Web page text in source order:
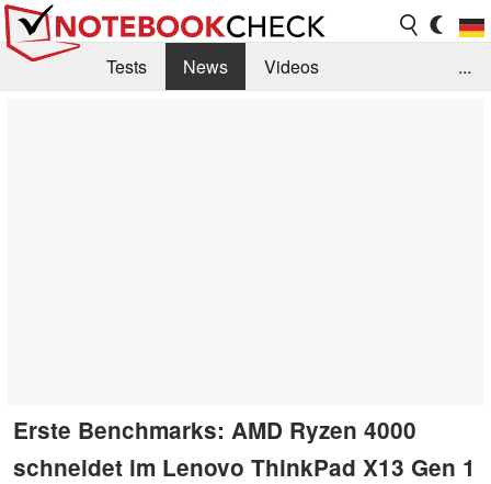
Tests News
Videos
...
Erste Benchmarks: AMD Ryzen 4000
schneidet im Lenovo ThinkPad X13 Gen 1